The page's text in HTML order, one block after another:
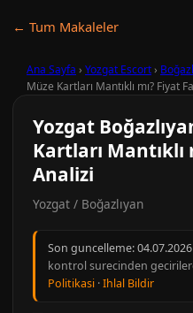
← Tum Makaleler
Ana Sayfa › Yozgat Escort›
Müze Kartları Mantıklı mı? Fiyat
Yozgat
Kartları Mantıklı
Analizi
Yozgat / Boğazlıyan
Son guncelleme:04.07.2026
kontrol surecinden
Politikasi ·Ihlal Bildir